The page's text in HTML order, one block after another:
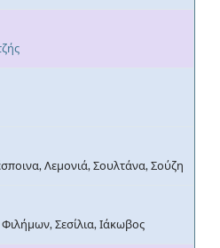
Λεμονιά, Σουλτάνα, Σούζη
Σεσίλια, Ιάκωβος